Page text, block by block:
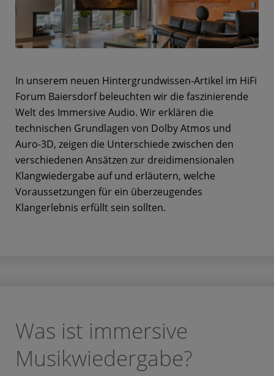
In unserem neuen Hintergrundwissen-Artikel im HiFi
Forum Baiersdorf beleuchten wir die faszinierende
Welt des Immersive Audio. Wir erklären die
technischen Grundlagen von Dolby Atmos und
Auro-3D, zeigen die Unterschiede zwischen den
verschiedenen Ansätzen zur dreidimensionalen
Klangwiedergabe auf und erläutern, welche
Voraussetzungen für ein überzeugendes
Klangerlebnis erfüllt sein sollten.
Was ist immersive
Musikwiedergabe?